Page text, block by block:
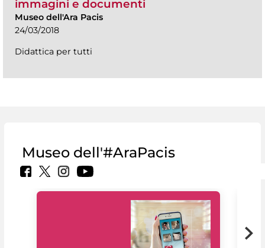
immagini e documenti
Museo dell'Ara Pacis
24/03/2018
Didattica per tutti
Museo dell'#AraPacis